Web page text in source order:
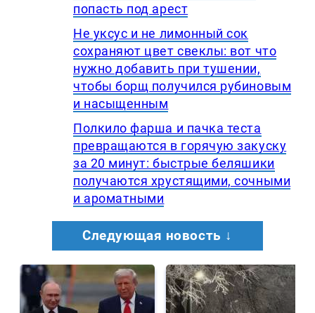
попасть под арест
Не уксус и не лимонный сок
сохраняют цвет свеклы: вот что
нужно добавить при тушении,
чтобы борщ получился рубиновым
и насыщенным
Полкило фарша и пачка теста
превращаются в горячую закуску
за 20 минут: быстрые беляшики
получаются хрустящими, сочными
и ароматными
Следующая новость ↓